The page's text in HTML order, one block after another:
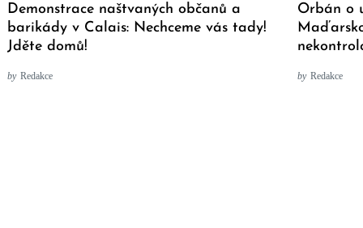
Demonstrace naštvaných občanů a
barikády v Calais: Nechceme vás tady!
Jděte domů!
by Redakce
Orbán o
by Redakce